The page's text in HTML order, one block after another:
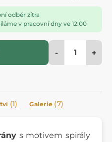
odběr zítra
v pracovní dny ve 12:00
- +
(1) Galerie (7)
s motivem spirály